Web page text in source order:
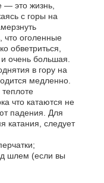
это жизнь,
с горы на
что оголенные
обветриться,
очень большая.
в гору на
медленно.
что катаются не
падения. Для
катания, следует
шлем (если вы